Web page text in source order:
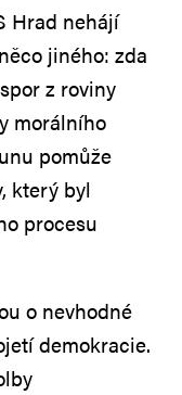
Hrad nehájí
jiného: zda
z roviny
morálního
pomůže
který byl
procesu
o nevhodné
demokracie.